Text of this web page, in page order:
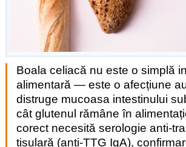
Boala celiacă nu este o simplă
alimentară — este o afecțiune
distruge mucoasa intestinului
cât glutenul rămâne în
corect necesită serologie anti-
tisulară (anti-TTG IgA),